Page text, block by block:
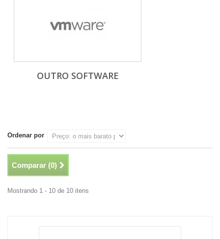
OUTRO SOFTWARE
Ordenar por
Comparar (0)
Mostrando 1 - 10 de 10 itens